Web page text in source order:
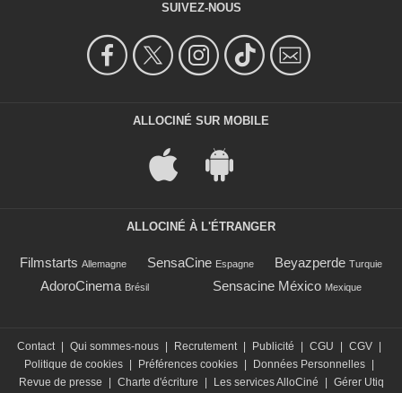
SUIVEZ-NOUS
ALLOCINÉ SUR MOBILE
ALLOCINÉ À L'ÉTRANGER
Filmstarts Allemagne SensaCine Espagne Beyazperde Turquie
AdoroCinema Brésil Sensacine México Mexique
Contact Qui sommes-nous Recrutement Publicité CGU CGV
Politique de cookies
Préférences cookies Données Personnelles
Revue de presse
Charte d'écriture Les services AlloCiné Gérer Utiq